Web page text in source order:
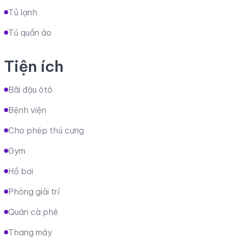
Tủ lạnh
Tủ quần áo
Tiện ích
Bãi đậu ôtô
Bệnh viện
Cho phép thú cưng
Gym
Hồ bơi
Phòng giải trí
Quán cà phê
Thang máy